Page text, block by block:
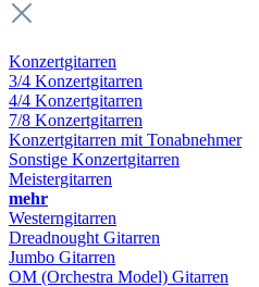
Konzertgitarren
3/4 Konzertgitarren
4/4 Konzertgitarren
7/8 Konzertgitarren
Konzertgitarren mit Tonabnehmer
Sonstige Konzertgitarren
Meistergitarren
mehr
Westerngitarren
Dreadnought Gitarren
Jumbo Gitarren
OM (Orchestra Model) Gitarren